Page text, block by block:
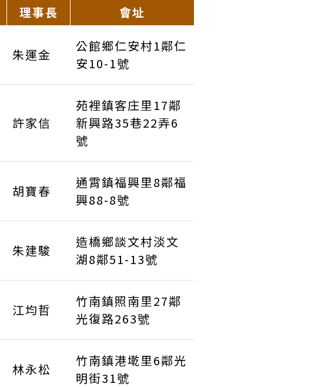
理事長 會址
朱運金
公館鄉仁安村1鄰仁
安10-1號
許家信
苑裡鎮客庄里17鄰
新興路35巷22弄6
號
胡寶春
通霄鎮福興里8鄰福
興88-8號
朱建駿
造橋鄉談文村淡文
湖8鄰51-13號
江均哲
竹南鎮照南里27鄰
光復路263號
林永松
竹南鎮港墘里6鄰光
明街31號